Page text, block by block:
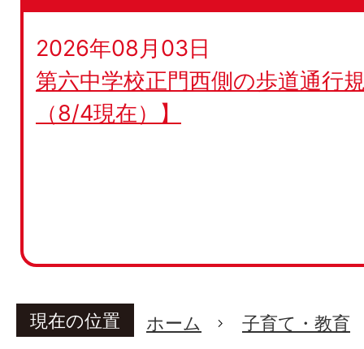
2026年08月03日
第六中学校正門西側の歩道通行
（8/4現在）】
現在の位置 ホーム 子育て・教育